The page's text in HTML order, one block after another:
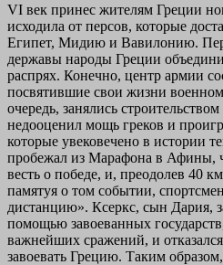
VI век принес жителям Греции
исходила от персов, которые
Египет, Мидию и Вавилонию.
державы народы Греции
распрях. Конечно, центр армии
посвятившие свои жизни
очередь, занялись
недооценил мощь греков и
которые увековечено в истории
пробежал из Марафона в Афины,
весть о победе, и, преодолев 40
памятуя о том событии,
дистанцию». Ксеркс, сын Дария,
помощью завоеванных
важнейших сражений, и
завоевать Грецию. Таким